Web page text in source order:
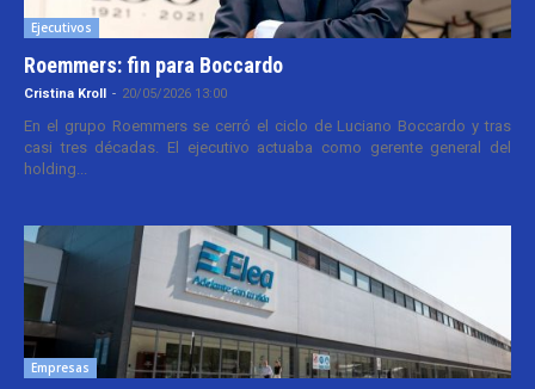
Ejecutivos
Roemmers: fin para Boccardo
Cristina Kroll - 20/05/2026 13:00
En el grupo Roemmers se cerró el ciclo de Luciano Boccardo y tras
casi tres décadas. El ejecutivo actuaba como gerente general del
holding...
Empresas